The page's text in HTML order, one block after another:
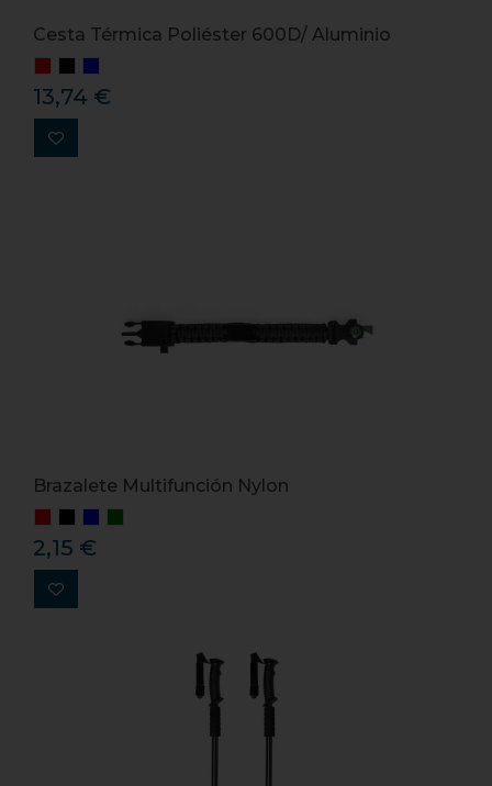
Cesta Térmica Poliéster 600D/ Aluminio
13,74 €
Brazalete Multifunción Nylon
2,15 €